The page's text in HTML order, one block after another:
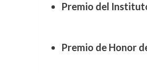
Premio del
Premio de Honor